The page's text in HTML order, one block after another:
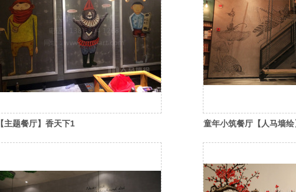
【主题餐厅】香天下1 童年小筑餐厅【人马墙绘